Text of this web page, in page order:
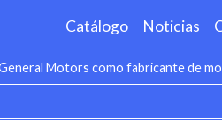
Catálogo Noticias
Motors como fabricante de